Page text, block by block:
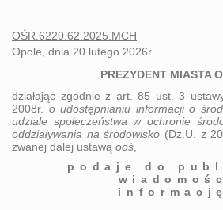
OŚR.6220.62.2025.MCH
Opole, dnia 20 lutego 2026r.
PREZYDENT MIASTA
działając zgodnie z art. 85 ust. 3
2008r. o udostępnianiu informacji o
udziale społeczeństwa w ochronie
oddziaływania na środowisko (Dz.U. z
zwanej dalej ustawą ooś
podaje do